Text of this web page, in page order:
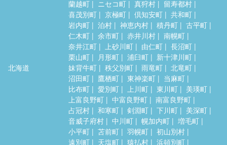
北海道
蘭越町
ニセコ町 真狩村
留寿都村
喜茂別町
京極町 倶知安町
共和町
岩内町
泊村 神恵内村 積丹町
古平町
仁木町
余市町 赤井川村
南幌町
奈井江町
上砂川町 由仁町
長沼町
栗山町
月形町 浦臼町
新十津川町
妹背牛町
秩父別町 雨竜町
北竜町
沼田町
鷹栖町 東神楽町
当麻町
比布町
愛別町 上川町 東川町
美瑛町
上富良野町
中富良野町
南富良野町
占冠村
和寒町 剣淵町 下川町
美深町
音威子府村
中川町 幌加内町
増毛町
小平町
苫前町 羽幌町
初山別村
遠別町
天塩町 猿払村
浜頓別町